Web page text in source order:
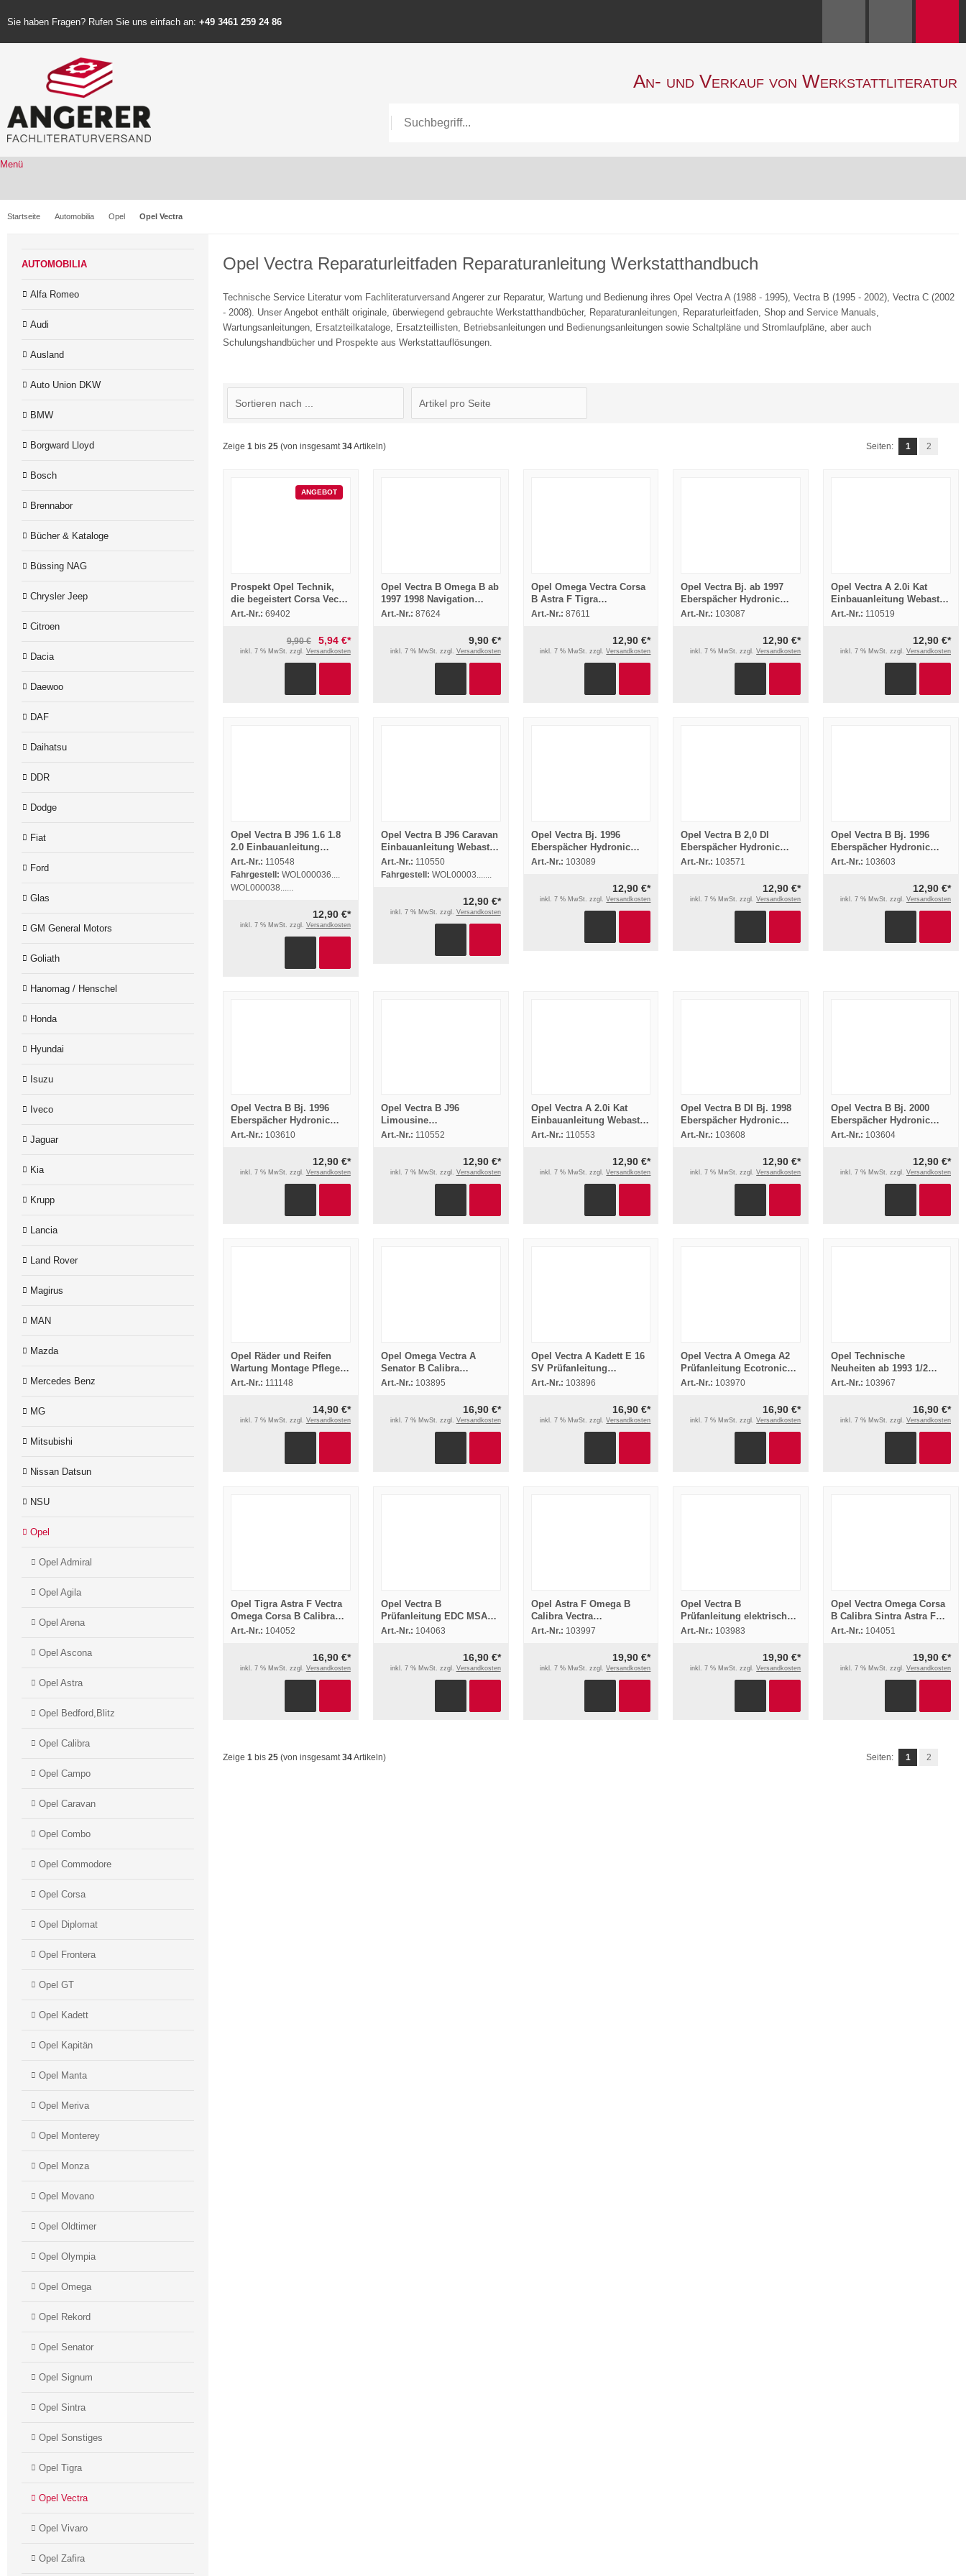
Sie haben Fragen? Rufen Sie uns einfach an: +49 3461 259 24 86
An- und Verkauf von Werkstattliteratur
Menü
Startseite Automobilia Opel Opel Vectra
Opel Vectra Reparaturleitfaden Reparaturanleitung Werkstatthandbuch
Technische Service Literatur vom Fachliteraturversand Angerer zur Reparatur, Wartung und Bedienung ihres Opel Vectra A (1988 - 1995), Vectra B (1995 - 2002), Vectra C (2002
- 2008). Unser Angebot enthält originale, überwiegend gebrauchte Werkstatthandbücher, Reparaturanleitungen, Reparaturleitfaden, Shop and Service Manuals,
Wartungsanleitungen, Ersatzteilkataloge, Ersatzteillisten, Betriebsanleitungen und Bedienungsanleitungen sowie Schaltpläne und Stromlaufpläne, aber auch
Schulungshandbücher und Prospekte aus Werkstattauflösungen.
Zeige 1 bis 25 (von insgesamt34Artikeln) Seiten: 1 2
ANGEBOT
Prospekt Opel Technik,
die begeistert Corsa Vectra
Kadett Senator Omega
Art.-Nr.: 69402
9,90 € 5,94 €*
inkl. 7 % MwSt. zzgl. Versandkosten
Opel Vectra B Omega B ab
1997 1998 Navigation
Technische Information
Art.-Nr.: 87624
9,90 €*
inkl. 7 % MwSt. zzgl. Versandkosten
Opel Omega Vectra Corsa
B Astra F Tigra
Serviceplan 1998
Art.-Nr.: 87611
12,90 €*
inkl. 7 % MwSt. zzgl.Versandkosten
Opel Vectra Bj. ab 1997
Eberspächer Hydronic
D3WZ Einbau Heizgerät
Art.-Nr.: 103087
12,90 €*
inkl. 7 % MwSt. zzgl.Versandkosten
Opel Vectra A 2.0i Kat
Einbauanleitung Webasto
Thermo Top T BW50
Art.-Nr.: 110519
12,90 €*
inkl. 7 % MwSt. zzgl. Versandkosten
Opel Vectra B J96 1.6 1.8
2.0 Einbauanleitung
Webasto Thermo Top T
BW50 Heizung
Art.-Nr.: 110548
Fahrgestell: WOL000036....
WOL000038......
12,90 €*
inkl. 7 % MwSt. zzgl. Versandkosten
Opel Vectra B J96 Caravan
Einbauanleitung Webasto
Thermo Top Z/C-B
Heizung
Art.-Nr.: 110550
Fahrgestell: WOL00003.......
12,90 €*
inkl. 7 % MwSt. zzgl. Versandkosten
Opel Vectra Bj. 1996
Eberspächer Hydronic
B5WS Einbau Heizgerät
Art.-Nr.: 103089
12,90 €*
inkl. 7 % MwSt. zzgl.Versandkosten
Opel Vectra B 2,0 DI
Eberspächer Hydronic
D3WZ Einbau
Art.-Nr.: 103571
12,90 €*
inkl. 7 % MwSt. zzgl.Versandkosten
Opel Vectra B Bj. 1996
Eberspächer Hydronic
B4WSC Einbau
Art.-Nr.: 103603
12,90 €*
inkl. 7 % MwSt. zzgl. Versandkosten
Opel Vectra B Bj. 1996
Eberspächer Hydronic
B5WS Einbau
Art.-Nr.: 103610
12,90 €*
inkl. 7 % MwSt. zzgl. Versandkosten
Opel Vectra B J96
Limousine
Einbauanleitung Webasto
Art.-Nr.: 110552
12,90 €*
inkl. 7 % MwSt. zzgl. Versandkosten
Opel Vectra A 2.0i Kat
Einbauanleitung Webasto
Thermo Top T BW50
Art.-Nr.: 110553
12,90 €*
inkl. 7 % MwSt. zzgl.Versandkosten
Opel Vectra B DI Bj. 1998
Eberspächer Hydronic
D5WSC Einbau
Art.-Nr.: 103608
12,90 €*
inkl. 7 % MwSt. zzgl.Versandkosten
Opel Vectra B Bj. 2000
Eberspächer Hydronic
B5WS Einbau
Art.-Nr.: 103604
12,90 €*
inkl. 7 % MwSt. zzgl. Versandkosten
Opel Räder und Reifen
Wartung Montage Pflege
Werkstatthandbuch 1993
Art.-Nr.: 111148
14,90 €*
inkl. 7 % MwSt. zzgl. Versandkosten
Opel Omega Vectra A
Senator B Calibra
Prüfanleitung
Art.-Nr.: 103895
16,90 €*
inkl. 7 % MwSt. zzgl. Versandkosten
Opel Vectra A Kadett E 16
SV Prüfanleitung
Kennfeldzündanlage
Art.-Nr.: 103896
16,90 €*
inkl. 7 % MwSt. zzgl.Versandkosten
Opel Vectra A Omega A2
Prüfanleitung Ecotronic
Motor E18NVR
Art.-Nr.: 103970
16,90 €*
inkl. 7 % MwSt. zzgl.Versandkosten
Opel Technische
Neuheiten ab 1993 1/2
Vectra Omega A Calibra
Art.-Nr.: 103967
16,90 €*
inkl. 7 % MwSt. zzgl. Versandkosten
Opel Tigra Astra F Vectra
Omega Corsa B Calibra
Technische Neuheiten MJ
Art.-Nr.: 104052
16,90 €*
inkl. 7 % MwSt. zzgl. Versandkosten
Opel Vectra B
Prüfanleitung EDC MSA
15.6 X20DTL Diesel
Art.-Nr.: 104063
16,90 €*
inkl. 7 % MwSt. zzgl. Versandkosten
Opel Astra F Omega B
Calibra Vectra
Prüfanleitung
Art.-Nr.: 103997
19,90 €*
inkl. 7 % MwSt. zzgl.Versandkosten
Opel Vectra B
Prüfanleitung elektrischer
Fensterheber Airbag SAB6
Art.-Nr.: 103983
19,90 €*
inkl. 7 % MwSt. zzgl.Versandkosten
Opel Vectra Omega Corsa
B Calibra Sintra Astra F
Technische Neuheiten
Art.-Nr.: 104051
19,90 €*
inkl. 7 % MwSt. zzgl. Versandkosten
Zeige 1 bis 25 (von insgesamt34Artikeln) Seiten: 1 2
AUTOMOBILIA
Alfa Romeo
Audi
Ausland
Auto Union DKW
BMW
Borgward Lloyd
Bosch
Brennabor
Bücher & Kataloge
Büssing NAG
Chrysler Jeep
Citroen
Dacia
Daewoo
DAF
Daihatsu
DDR
Dodge
Fiat
Ford
Glas
GM General Motors
Goliath
Hanomag / Henschel
Honda
Hyundai
Isuzu
Iveco
Jaguar
Kia
Krupp
Lancia
Land Rover
Magirus
MAN
Mazda
Mercedes Benz
MG
Mitsubishi
Nissan Datsun
NSU
Opel
Opel Admiral
Opel Agila
Opel Arena
Opel Ascona
Opel Astra
Opel Bedford,Blitz
Opel Calibra
Opel Campo
Opel Caravan
Opel Combo
Opel Commodore
Opel Corsa
Opel Diplomat
Opel Frontera
Opel GT
Opel Kadett
Opel Kapitän
Opel Manta
Opel Meriva
Opel Monterey
Opel Monza
Opel Movano
Opel Oldtimer
Opel Olympia
Opel Omega
Opel Rekord
Opel Senator
Opel Signum
Opel Sintra
Opel Sonstiges
Opel Tigra
Opel Vectra
Opel Vivaro
Opel Zafira